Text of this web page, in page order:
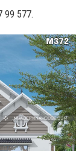
99 577.